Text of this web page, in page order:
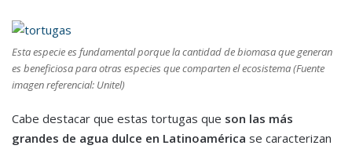
Esta especie es fundamental porque la cantidad de biomasa que generan
es beneficiosa para otras especies que comparten el ecosistema (Fuente
imagen referencial: Unitel)
Cabe destacar que estas tortugas que son las más
grandes de agua dulce en Latinoamérica se caracterizan